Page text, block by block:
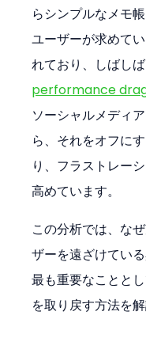
らシンプルなメモ
ユーザーが求めて
れており、しばし
performance
ソーシャルメディ
ら、それをオフに
り、フラストレー
高めています。
この分析では、な
ザーを遠ざけてい
最も重要なことと
を取り戻す方法を解